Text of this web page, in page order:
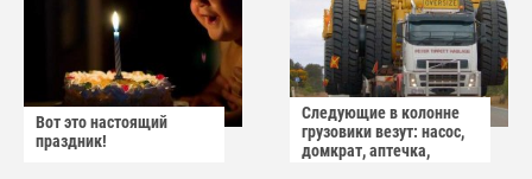
Вот это настоящий
праздник!
Следующие в колонне
грузовики везут: насос,
домкрат, аптечка,